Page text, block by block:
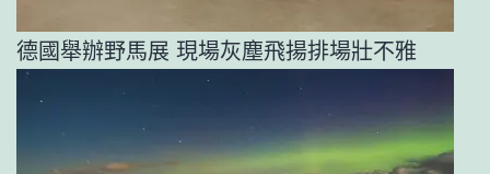
德國舉辦野馬展 現場灰塵飛揚排場壯不雅